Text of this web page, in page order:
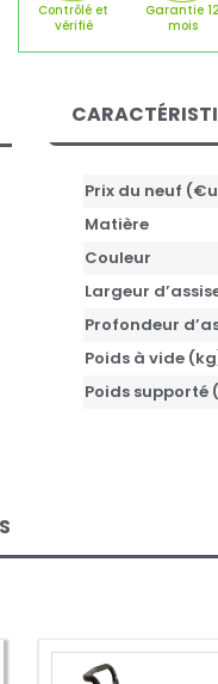
Contrôlé et
vérifié
Garantie 12
mois
Prix du neuf
Matière
Couleur
Largeur
Profondeur
Poids à vide
Poids supporté